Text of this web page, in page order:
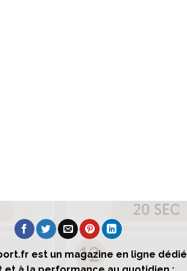
est un magazine en ligne dédié